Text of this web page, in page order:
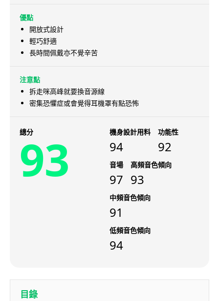
優點
開放式設計
輕巧舒適
長時間佩戴亦不覺辛苦
注意點
拆走咪高峰就要換音源線
密集恐懼症或會覺得耳機罩有點恐怖
總分
93 機身設計用料
94
功能性
92
音場
97
高頻音色傾向
93
中頻音色傾向
91
低頻音色傾向
94
目錄